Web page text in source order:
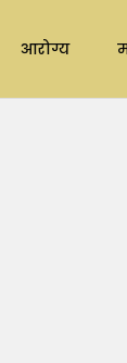
आरोग्य